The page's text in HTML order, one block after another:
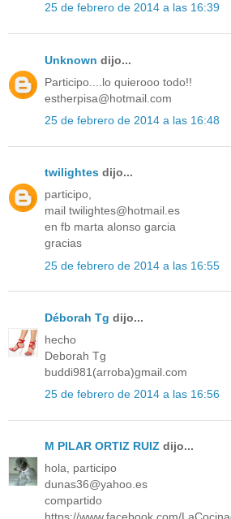
25 de febrero de 2014 a las 16:39
Unknown dijo...
Participo....lo quierooo todo!!
estherpisa@hotmail.com
25 de febrero de 2014 a las 16:48
twilightes dijo...
participo,
mail twilightes@hotmail.es
en fb marta alonso garcia
gracias
25 de febrero de 2014 a las 16:55
Déborah Tg dijo...
hecho
Deborah Tg
buddi981(arroba)gmail.com
25 de febrero de 2014 a las 16:56
M PILAR ORTIZ RUIZ dijo...
hola, participo
dunas36@yahoo.es
compartido